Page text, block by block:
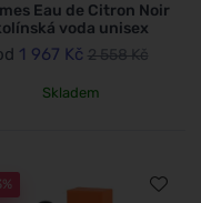
Eau de Citron Noir
voda unisex
1 967 Kč 2 558 Kč
Skladem